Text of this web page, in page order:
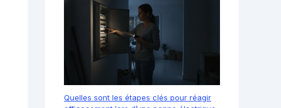
Quelles sont les étapes clés pour réagir